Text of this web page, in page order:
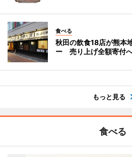
食べる
秋田の飲食18店が熊本
ー 売り上げ全額寄付
もっと見る
食べる